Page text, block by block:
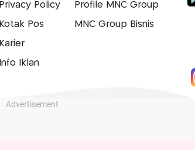
Privacy Policy
Kotak Pos
Karier
Info Iklan
Profile MNC Group
MNC Group Bisnis
Advertisement